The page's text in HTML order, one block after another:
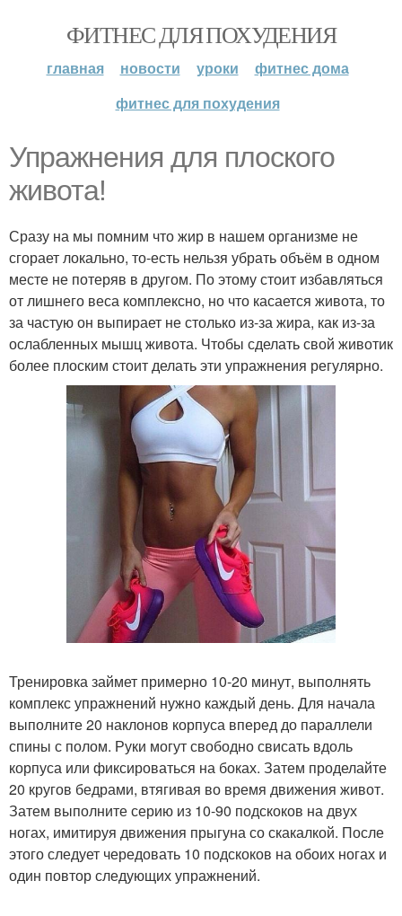
ФИТНЕС ДЛЯ ПОХУДЕНИЯ
главная новости уроки
фитнес дома
фитнес для похудения
Упражнения для плоского
живота!
Сразу на мы помним что жир в нашем организме не
сгорает локально, то-есть нельзя убрать объём в одном
месте не потеряв в другом. По этому стоит избавляться
от лишнего веса комплексно, но что касается живота, то
за частую он выпирает не столько из-за жира, как из-за
ослабленных мышц живота. Чтобы сделать свой животик
более плоским стоит делать эти упражнения регулярно.
Тренировка займет примерно 10-20 минут, выполнять
комплекс упражнений нужно каждый день. Для начала
выполните 20 наклонов корпуса вперед до параллели
спины с полом. Руки могут свободно свисать вдоль
корпуса или фиксироваться на боках. Затем проделайте
20 кругов бедрами, втягивая во время движения живот.
Затем выполните серию из 10-90 подскоков на двух
ногах, имитируя движения прыгуна со скакалкой. После
этого следует чередовать 10 подскоков на обоих ногах и
один повтор следующих упражнений.